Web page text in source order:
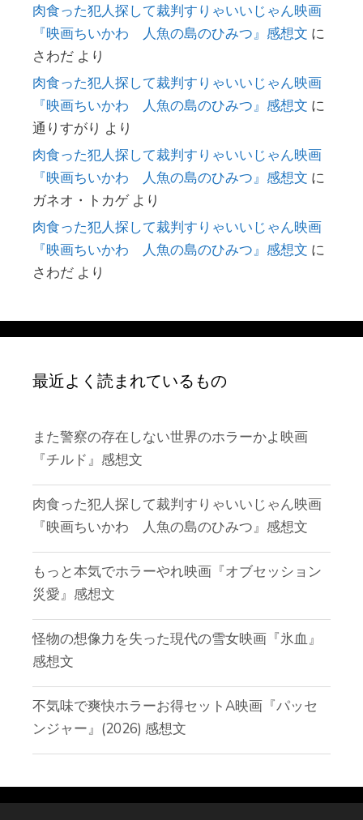
肉食った犯人探して裁判すりゃいいじゃん映画
『映画ちいかわ 人魚の島のひみつ』感想文 に
さわだ より
肉食った犯人探して裁判すりゃいいじゃん映画
『映画ちいかわ 人魚の島のひみつ』感想文 に
通りすがり より
肉食った犯人探して裁判すりゃいいじゃん映画
『映画ちいかわ 人魚の島のひみつ』感想文 に
ガネオ・トカゲより
肉食った犯人探して裁判すりゃいいじゃん映画
『映画ちいかわ 人魚の島のひみつ』感想文 に
さわだ より
最近よく読まれているもの
また警察の存在しない世界のホラーかよ映画
『チルド』感想文
肉食った犯人探して裁判すりゃいいじゃん映画
『映画ちいかわ 人魚の島のひみつ』感想文
もっと本気でホラーやれ映画『オブセッション
災愛』感想文
怪物の想像力を失った現代の雪女映画『氷血』
感想文
不気味で爽快ホラーお得セットA映画『パッセ
ンジャー』(2026) 感想文